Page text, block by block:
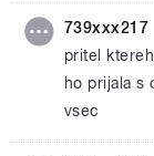
739xxx217
pritel
ho prijala s
vsec